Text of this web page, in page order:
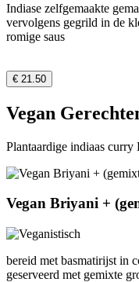
Indiase zelfgemaakte
vervolgens gegrild in de
romige saus
€ 21.50
Vegan
Plantaardige indiaas curry
Vegan Briyani +
bereid met basmatirijst in
geserveerd met gemixte